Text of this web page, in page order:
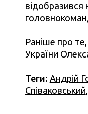
відобразився
Раніше про
України
Теги: Андрій
Співаковський,